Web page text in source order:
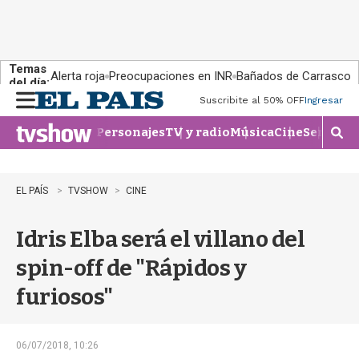
Temas
del día:Alerta roja Preocupaciones en INR Bañados de Carrasco
n
u
Suscribite al 50% OFFIngresar
PersonajesTV y radioMúsicaCineSeries
M
o
EL PAÍS TVSHOW CINE
Idris Elba será el villano del
spin-off de "Rápidos y
furiosos"
06/07/2018, 10:26